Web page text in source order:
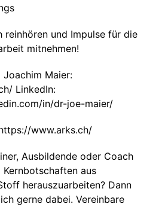
reinhören und Impulse für die
mitnehmen!
Joachim Maier:
LinkedIn:
in/dr-joe-maier/
www.arks.ch/
Ausbildende oder Coach
aus
herauszuarbeiten? Dann
gerne dabei. Vereinbare